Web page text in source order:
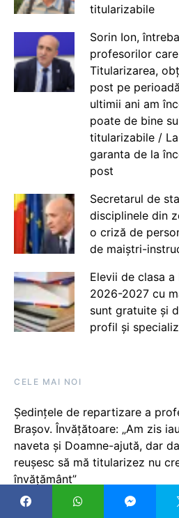
titularizabile
Sorin Ion,
profesorilor
Titularizarea,
post pe
ultimii ani am
poate de bine
titularizabile /
garanta de la
post
Secretarul de
disciplinele din
o criză de
de maiștri-
Elevii de clasa
2026-2027 cu
sunt gratuite și
profil și
CELE MAI NOI
Ședințele de repartizare a
Brașov. Învățătoare: „Am zis
naveta și Doamne-ajută, dar
reușesc să mă titularizez nu
învățământ”
Săptămâna viitoare vom